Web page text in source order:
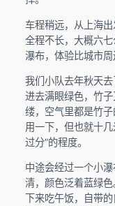
车程稍远，从上海
全程不长，大概六
瀑布，体验比城市周
我们小队去年秋天
进去满眼绿色，竹
缕，空气里都是竹
用一下，但也就十
过分”的程度。
中途会经过一个小
清，颜色泛着蓝绿
下来吃午饭，自带的